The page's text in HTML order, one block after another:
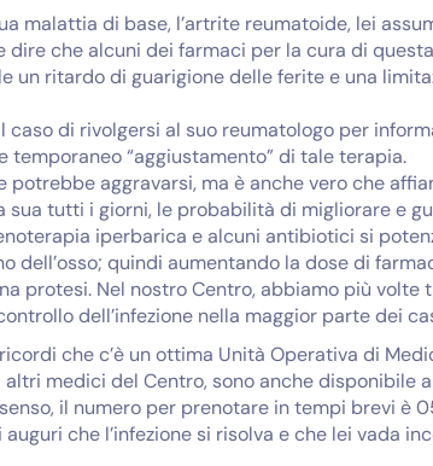
malattia di base, l’artrite reumatoide, lei
dire che alcuni dei farmaci per la cura di
un ritardo di guarigione delle ferite e una
caso di rivolgersi al suo reumatologo per
temporaneo “aggiustamento” di tale terapia.
potrebbe aggravarsi, ma è anche vero che
sua tutti i giorni, le probabilità di migliorare e
iperbarica e alcuni antibiotici si
dell’osso; quindi aumentando la dose di
protesi. Nel nostro Centro, abbiamo più
dell’infezione nella maggior parte dei
che c’è un ottima Unità Operativa di
altri medici del Centro, sono anche disponibile
il numero per prenotare in tempi brevi è
che l’infezione si risolva e che lei vada